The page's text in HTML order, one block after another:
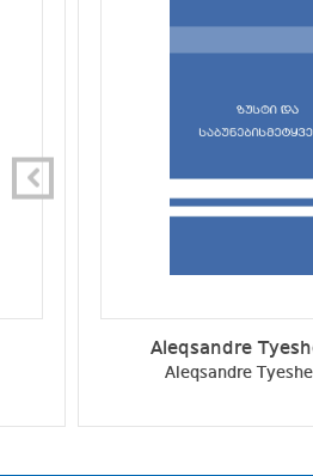
Aleqsandre
Aleqsandre